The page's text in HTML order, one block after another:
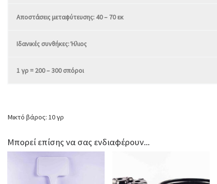
Αποστάσεις μεταφύτευσης: 40 – 70 εκ
Ιδανικές συνθήκες: Ήλιος
1 γρ = 200 – 300 σπόροι
Μικτό βάρος: 10 γρ
Μπορεί επίσης να σας ενδιαφέρουν...